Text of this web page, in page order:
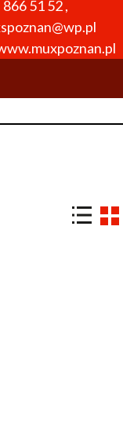
866 51 52,